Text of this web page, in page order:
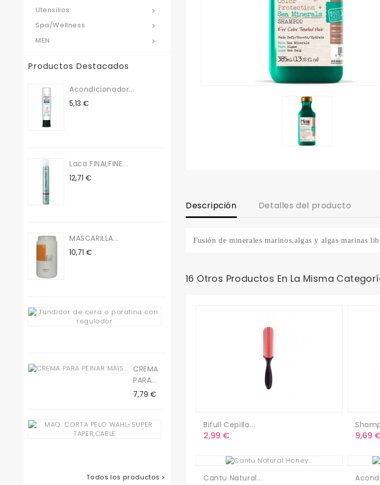

Utensilios

Spa/Wellness

MEN
Productos Destacados
Acondicionador...
Precio
5,13 €
Laca FINALFINE...
Precio
12,71 €
MASCARILLA...
Precio
10,71 €
CREMA
PARA...
Precio
7,79 €
Todos los productos 
Descripción Detalles del producto
Fusión de minerales marinos,algas y algas marinas
16 Otros Productos En La Misma
Bifull Cepillo...
Precio
2,99 € Precio
9,69
Cantu Natural...